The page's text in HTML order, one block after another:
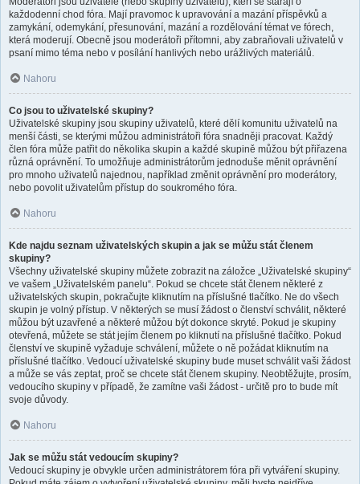
každodenní chod fóra. Mají pravomoc k upravování a mazání příspěvků a
zamykání, odemykání, přesunování, mazání a rozdělování témat ve fórech,
která moderují. Obecně jsou moderátoři přítomni, aby zabraňovali uživatelů v
psaní mimo téma nebo v posílání hanlivých nebo urážlivých materiálů.
Nahoru
Co jsou to uživatelské skupiny?
Uživatelské skupiny jsou skupiny uživatelů, které dělí komunitu uživatelů na
menší části, se kterými můžou administrátoři fóra snadněji pracovat. Každý
člen fóra může patřit do několika skupin a každé skupině můžou být přiřazena
různá oprávnění. To umožňuje administrátorům jednoduše měnit oprávnění
pro mnoho uživatelů najednou, například změnit oprávnění pro moderátory,
nebo povolit uživatelům přístup do soukromého fóra.
Nahoru
Kde najdu seznam uživatelských skupin a jak se můžu stát členem
skupiny?
Všechny uživatelské skupiny můžete zobrazit na záložce „Uživatelské skupiny“
ve vašem „Uživatelském panelu“. Pokud se chcete stát členem některé z
uživatelských skupin, pokračujte kliknutím na příslušné tlačítko. Ne do všech
skupin je volný přístup. V některých se musí žádost o členství schválit, některé
můžou být uzavřené a některé můžou být dokonce skryté. Pokud je skupiny
otevřená, můžete se stát jejím členem po kliknutí na příslušné tlačítko. Pokud
členství ve skupině vyžaduje schválení, můžete o ně požádat kliknutím na
příslušné tlačítko. Vedoucí uživatelské skupiny bude muset schválit vaši žádost
a může se vás zeptat, proč se chcete stát členem skupiny. Neobtěžujte, prosím,
vedoucího skupiny v případě, že zamítne vaši žádost - určitě pro to bude mít
svoje důvody.
Nahoru
Jak se můžu stát vedoucím skupiny?
Vedoucí skupiny je obvykle určen administrátorem fóra při vytváření skupiny.